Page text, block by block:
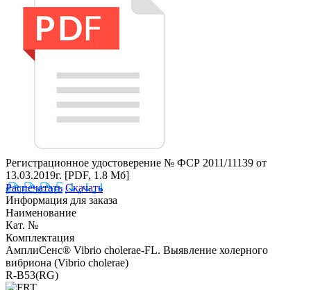
Регистрационное удостоверение № ФСР 2011/11139 от
13.03.2019г. [PDF, 1.8 Мб]
Распечатать Скачать
Информация для заказа
Наименование
Кат. №
Комплектация
АмплиСенс® Vibrio cholerae-FL. Выявление холерного
вибриона (Vibrio cholerae)
R-B53(RG)